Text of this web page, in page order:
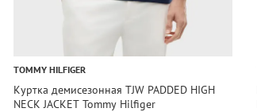
TOMMY HILFIGER
Куртка демисезонная TJW PADDED HIGH
NECK JACKET Tommy Hilfiger